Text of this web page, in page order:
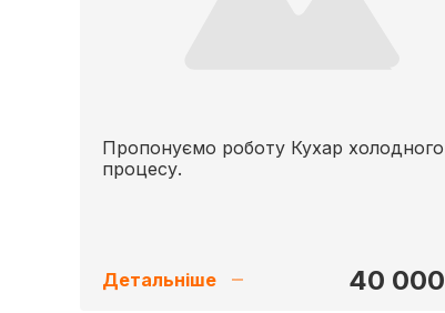
Пропонуємо роботу Кухар холодного
процесу.
Детальніше 40 000